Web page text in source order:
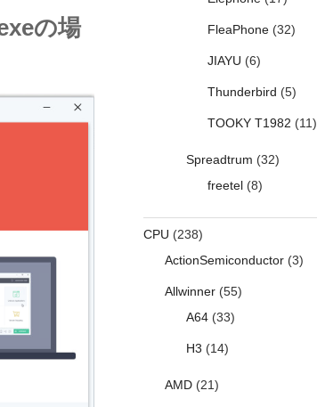
の場
FleaPhone(32)
JIAYU (6)
Thunderbird (5)
TOOKY T1982 (11)
Spreadtrum (32)
freetel(8)
CPU (238)
ActionSemiconductor(3)
Allwinner(55)
A64(33)
H3 (14)
AMD(21)